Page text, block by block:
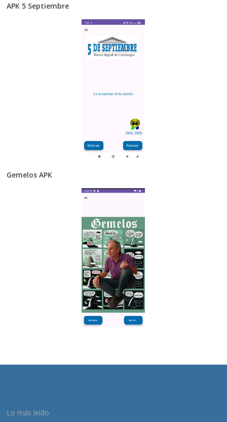
APK 5 Septiembre
Gemelos APK
Lo más leído